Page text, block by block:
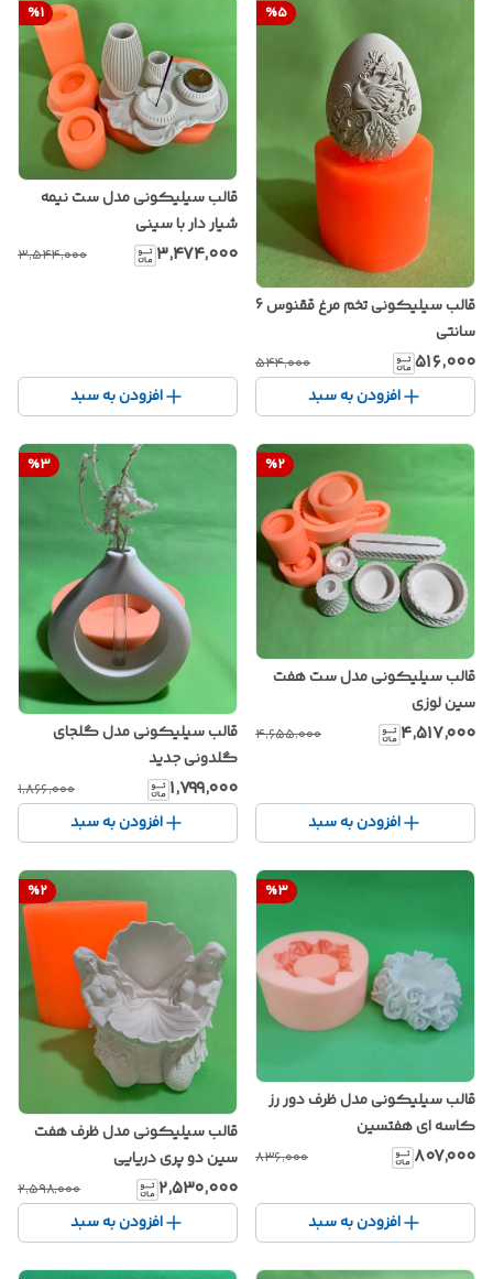
%5
قالب سیلیکونی تخم مرغ ققنوس 6
سانتی
۵۱۶٬۰۰۰ ۵۴۴٬۰۰۰
افزودن به سبد
%1
قالب سیلیکونی مدل ست نیمه
شیار دار با سینی
۳٬۴۷۴٬۰۰۰ ۳٬۵۴۴٬۰۰۰
افزودن به سبد
%2
قالب سیلیکونی مدل ست هفت
سین لوزی
۴٬۵۱۷٬۰۰۰ ۴٬۶۵۵٬۰۰۰
افزودن به سبد
%3
قالب سیلیکونی مدل گلجای
گلدونی جدید
۱٬۷۹۹٬۰۰۰ ۱٬۸۶۶٬۰۰۰
افزودن به سبد
%3
قالب سیلیکونی مدل ظرف دور رز
کاسه ای هفتسین
۸۰۷٬۰۰۰ ۸۳۶٬۰۰۰
افزودن به سبد
%2
قالب سیلیکونی مدل ظرف هفت
سین دو پری دریایی
۲٬۵۳۰٬۰۰۰ ۲٬۵۹۸٬۰۰۰
افزودن به سبد